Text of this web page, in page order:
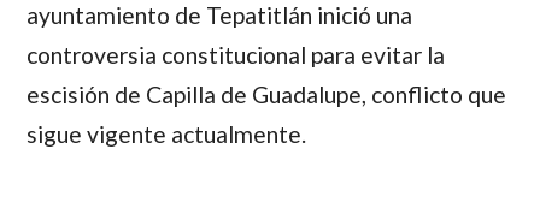
ayuntamiento de Tepatitlán inició una
controversia constitucional para evitar la
escisión de Capilla de Guadalupe, conflicto que
sigue vigente actualmente.